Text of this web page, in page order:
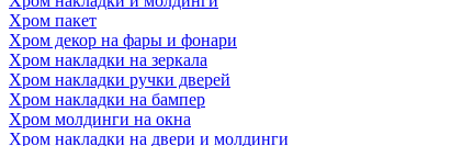
Хром пакет
Хром декор на фары и фонари
Хром накладки на зеркала
Хром накладки ручки дверей
Хром накладки на бампер
Хром молдинги на окна
Хром накладки на двери и молдинги